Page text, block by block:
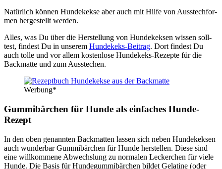
Natür­lich kön­nen Hun­de­kek­se aber auch mit Hil­fe von Aus­stech­for­
men her­ge­stellt wer­den.
Alles, was Du über die Her­stel­lung von Hun­de­kek­sen wis­sen soll­
test, fin­dest Du in unse­rem Hun­de­keks-Bei­trag. Dort fin­dest Du
auch tol­le und vor allem kos­ten­lo­se Hun­de­keks-Rezep­te für die
Back­mat­te und zum Aus­ste­chen.
Wer­bung*
Gum­mi­bär­chen für Hun­de als ein­fa­ches Hun­de-
Rezept
In den oben genann­ten Back­mat­ten las­sen sich neben Hun­de­kek­sen
auch wun­der­bar Gum­mi­bär­chen für Hun­de her­stel­len. Die­se sind
eine will­kom­me­ne Abwechs­lung zu nor­ma­len Lecker­chen für vie­le
Hun­de. Die Basis für Hun­de­gum­mi­bär­chen bil­det Gela­ti­ne (oder